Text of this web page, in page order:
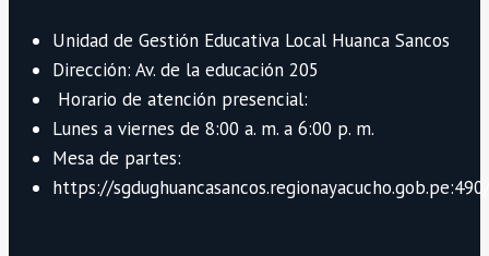
Unidad de Gestión Educativa Local Huanca Sancos
Dirección: Av. de la educación 205
Horario de atención presencial:
Lunes a viernes de 8:00 a. m. a 6:00 p. m.
Mesa de partes:
https://